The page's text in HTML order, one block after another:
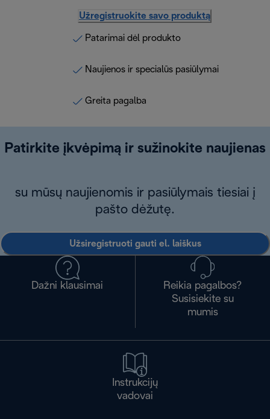
Užregistruokite savo produktą
Patarimai dėl produkto
Naujienos ir specialūs pasiūlymai
Greita pagalba
Patirkite įkvėpimą ir sužinokite naujienas
su mūsų naujienomis ir pasiūlymais tiesiai į
pašto dėžutę.
Užsiregistruoti gauti el. laiškus
Dažni klausimai
Reikia pagalbos?
Susisiekite su
mumis
Instrukcijų
vadovai